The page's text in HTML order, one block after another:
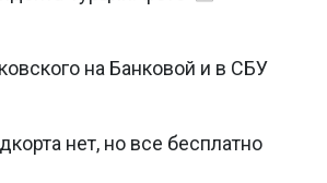
на Банковой и в СБУ
нет, но все бесплатно